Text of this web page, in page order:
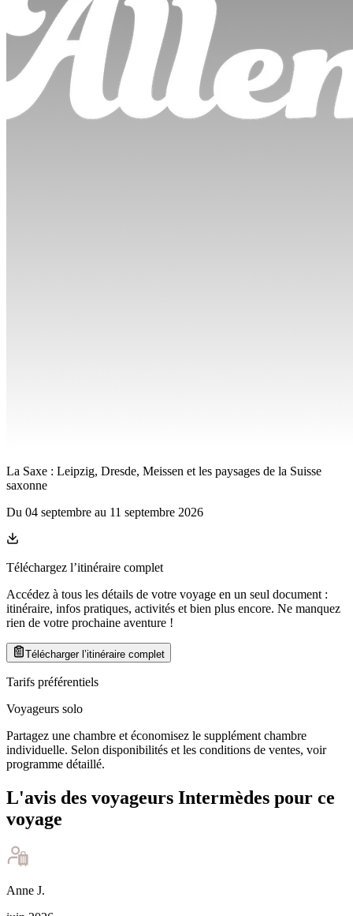
La Saxe : Leipzig, Dresde, Meissen et les paysages de la Suisse
saxonne
Du 04 septembre au 11 septembre 2026
Téléchargez l’itinéraire complet
Accédez à tous les détails de votre voyage en un seul document :
itinéraire, infos pratiques, activités et bien plus encore. Ne manquez
rien de votre prochaine aventure !
Télécharger l’itinéraire complet
Tarifs préférentiels
Voyageurs solo
Partagez une chambre et économisez le supplément chambre
individuelle. Selon disponibilités et les conditions de ventes, voir
programme détaillé.
L'avis des voyageurs Intermèdes pour ce
voyage
Anne J.